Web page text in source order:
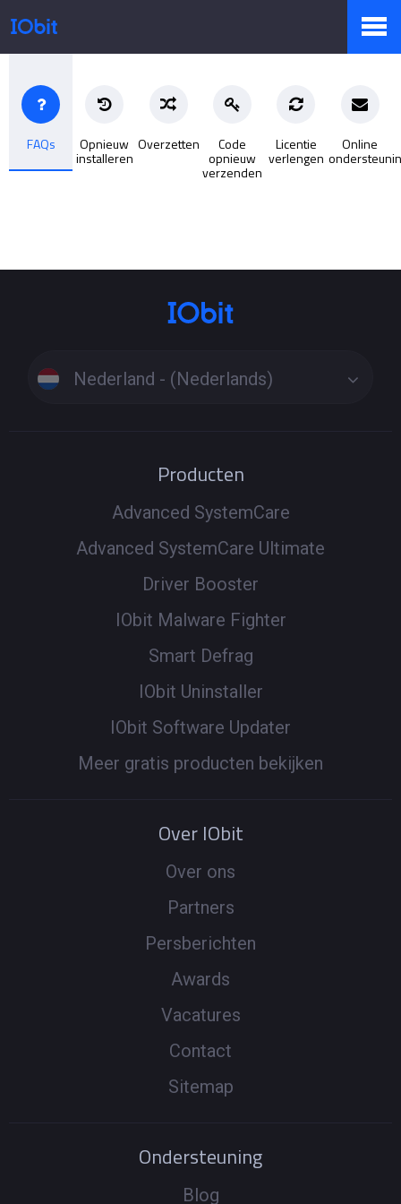
Producten
Winkel
Partners
FAQs Opnieuw
installeren
Overzetten Code
opnieuw
verzenden
Licentie
verlengen
Online
Nederland - (Nederlands)
Producten
Advanced SystemCare
Advanced SystemCare Ultimate
Driver Booster
IObit Malware Fighter
Smart Defrag
IObit Uninstaller
IObit Software Updater
Meer gratis producten bekijken
Over IObit
Over ons
Partners
Persberichten
Awards
Vacatures
Contact
Sitemap
Ondersteuning
Blog